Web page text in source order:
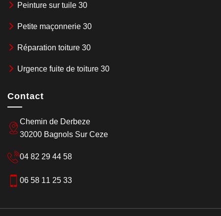
Peinture sur tuile 30
Petite maçonnerie 30
Réparation toiture 30
Urgence fuite de toiture 30
Contact
Chemin de Derbeze
30200 Bagnols Sur Ceze
04 82 29 44 58
06 58 11 25 33